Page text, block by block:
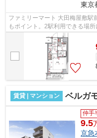
東京
ファミリーマート 大田梅屋敷駅
もポイント。2駅利用できる場
な場所で移動もラクな物件です。
賃貸 | マンション ベルガ
仲手
9.5
京急